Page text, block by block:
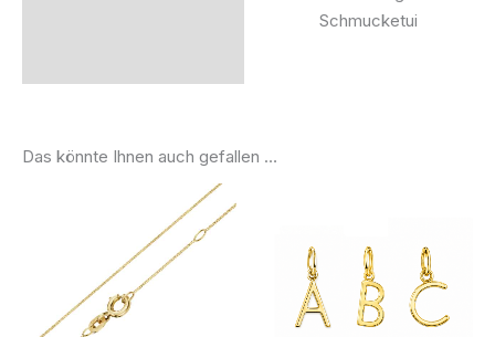
Schmucketui
Das könnte Ihnen auch gefallen …